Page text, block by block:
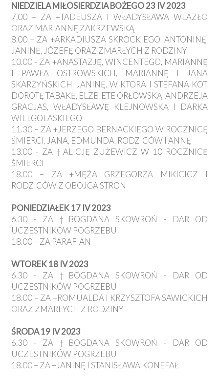
NIEDZIELA MIŁOSIERDZIA BOŻEGO 23 IV 2023
7.00 – ZA +TADEUSZA I WŁADYSŁAWA WLAZŁO
ORAZ MARIANNĘ ZAKRZEWSKĄ
8.00 – ZA +ARKADIUSZA SKROCKIEGO, ANTONINĘ,
JANINĘ, JÓZEFĘ ORAZ ZMARŁYCH Z RODZINY
10.00 - ZA +ANASTAZJĘ, WINCENTEGO, MARIANNĘ
I PAWŁA OSTROWSKICH, MARIANNĘ I JANA
SKARŻYŃSKICH, JANINĘ, WIKTORA I STEFANA KOT,
DOROTĘ TABAKĘ, ELZBIETE ORŁOWSKĄ, ANDRZEJA
GRACJAS, WŁADYSŁAWĘ KLEJNOWSKĄ I DARKA
WIELGOLASKIEGO
11.30 – ZA +JERZEGO BERNACKIEGO W ROCZNICĘ
ŚMIERCI, JANA, EDMUNDA, RODZICÓW I ANNĘ
13.00 - ZA †ALICJĘ ZUŻEWICZ W 10 ROCZNICĘ
ŚMIERCI
18.00 – ZA +MĘŻA GRZEGORZA MIKICICZ I
RODZICÓW Z OBOJGA STRON
PONIEDZIAŁEK 17 IV 2023
6.30 - ZA †BOGDANA SKOWROŃ - DAR OD
UCZESTNIKÓW POGRZEBU
18.00 – ZA PARAFIAN
WTOREK 18 IV 2023
6.30 - ZA †BOGDANA SKOWROŃ - DAR OD
UCZESTNIKÓW POGRZEBU
18.00 – ZA +ROMUALDA I KRZYSZTOFA SAWICKICH
ORAZ ZMARŁYCH Z RODZINY
ŚRODA 19 IV 2023
6.30 - ZA †BOGDANA SKOWROŃ - DAR OD
UCZESTNIKÓW POGRZEBU
18.00 – ZA +JANINĘ I STANISŁAWA KONEFAŁ